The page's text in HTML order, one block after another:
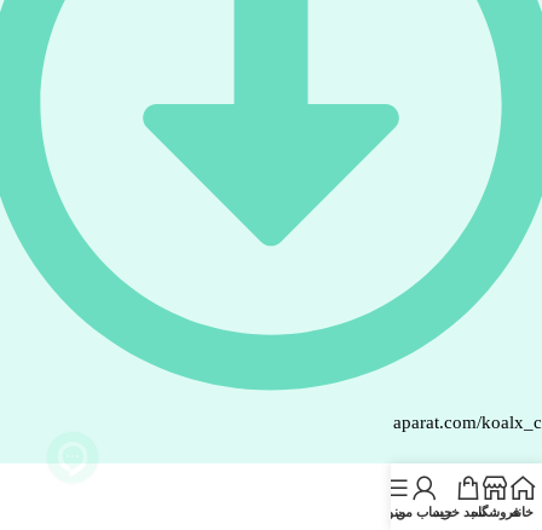
aparat.com/
خانهفروشگاهسبد خریدحساب منمنو